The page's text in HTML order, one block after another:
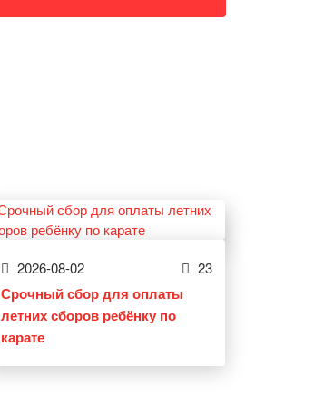
2026-08-02 23
Срочный сбор для оплаты
летних сборов ребёнку по
карате